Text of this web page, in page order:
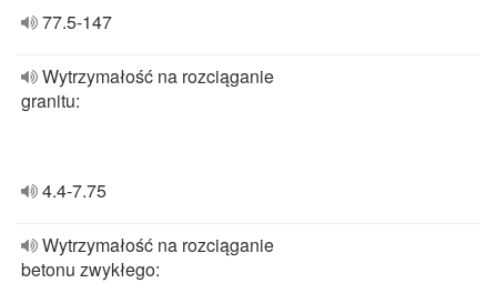
77.5-147
Wytrzymałość na rozciąganie
granitu:
4.4-7.75
Wytrzymałość na rozciąganie
betonu zwykłego: